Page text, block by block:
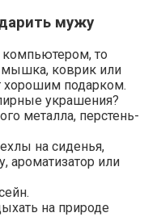
мужу
то
мышка, коврик или
хорошим подарком.
украшения?
металла, перстень-
на сиденья,
ароматизатор или
на природе